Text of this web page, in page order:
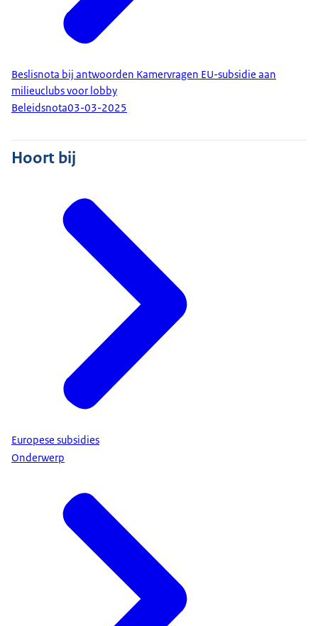
Beslisnota bij antwoorden Kamervragen EU-subsidie aan
milieuclubs voor lobby
Beleidsnota03-03-2025
Hoort bij
Europese subsidies
Onderwerp